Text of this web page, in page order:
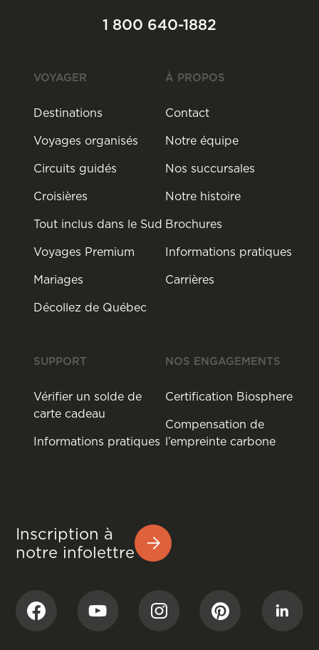
1 800 640-1882
VOYAGER
Destinations
Voyages organisés
Circuits guidés
Croisières
Tout inclus dans le Sud
Voyages Premium
Mariages
Décollez de Québec
À PROPOS
Contact
Notre équipe
Nos succursales
Notre histoire
Brochures
Informations pratiques
Carrières
SUPPORT
Vérifier un solde de
carte cadeau
Informations pratiques
NOS ENGAGEMENTS
Certification Biosphere
Compensation de
l’empreinte carbone
Inscription à
notre infolettre